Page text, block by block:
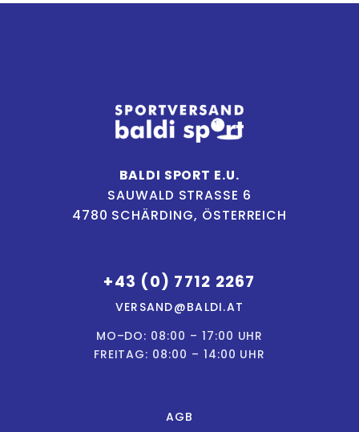
BALDI SPORT E.U.
SAUWALD STRASSE 6
4780 SCHÄRDING, ÖSTERREICH
+43 (0) 7712 2267
VERSAND@BALDI.AT
MO–DO: 08:00 – 17:00 UHR
FREITAG: 08:00 – 14:00 UHR
AGB